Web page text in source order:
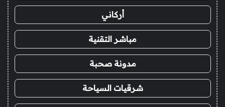
أركاني
مباشر التقنية
مدونة صحبة
شرقيات السياحة